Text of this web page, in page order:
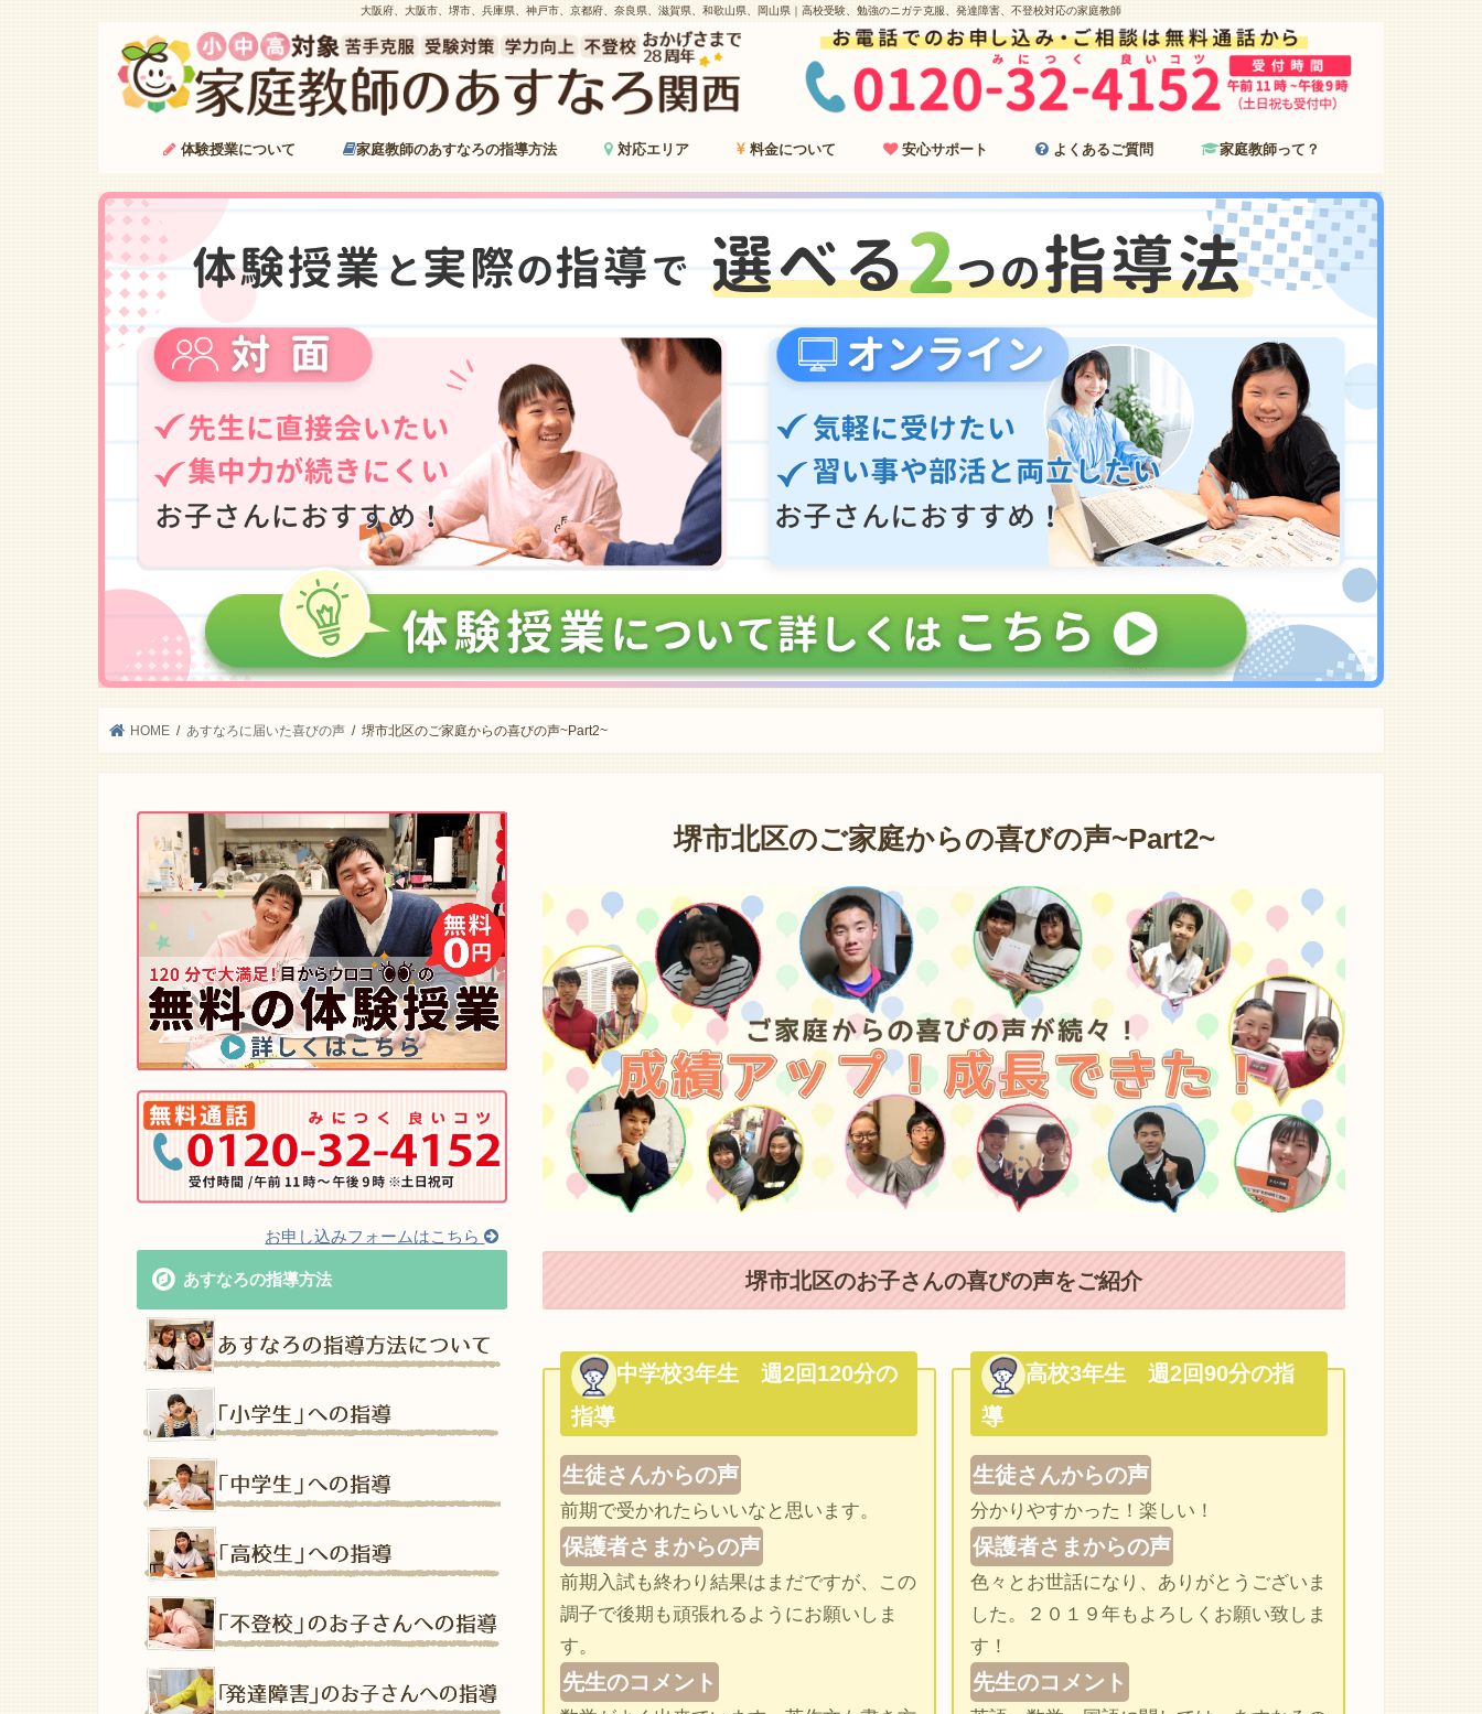
大阪府、大阪市、堺市、兵庫県、神戸市、京都府、奈良県、滋賀県、和歌山県、岡山県｜高校受験、勉強のニガテ克服、発達障害、不登校対応の家庭教師
体験授業について 家庭教師のあすなろの指導方法 対応エリア 料金について 安心サポート よくあるご質問 家庭教師って？
HOME あすなろに届いた喜びの声 堺市北区のご家庭からの喜びの声~Part2~
堺市北区のご家庭からの喜びの声~Part2~
堺市北区のお子さんの喜びの声をご紹介
中学校3年生 週2回120分の
指導
生徒さんからの声
前期で受かれたらいいなと思います。
保護者さまからの声
前期入試も終わり結果はまだですが、この
調子で後期も頑張れるようにお願いしま
す。
先生のコメント
高校3年生 週2回90分の指
導
生徒さんからの声
分かりやすかった！楽しい！
保護者さまからの声
色々とお世話になり、ありがとうございま
した。２０１９年もよろしくお願い致しま
す！
先生のコメント
お申し込みフォームはこちら
あすなろの指導方法